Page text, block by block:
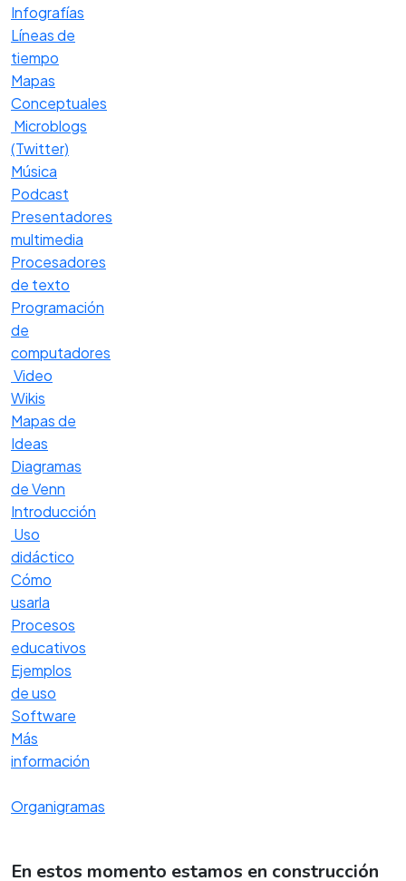
Infografías
Líneas de
tiempo
Mapas
Conceptuales
Microblogs
(Twitter)
Música
Podcast
Presentadores
multimedia
Procesadores
de texto
Programación
de
computadores
Video
Wikis
Mapas de
Ideas
Diagramas
de Venn
Introducción
Uso
didáctico
Cómo
usarla
Procesos
educativos
Ejemplos
de uso
Software
Más
información
Organigramas
En estos momento estamos en construcción